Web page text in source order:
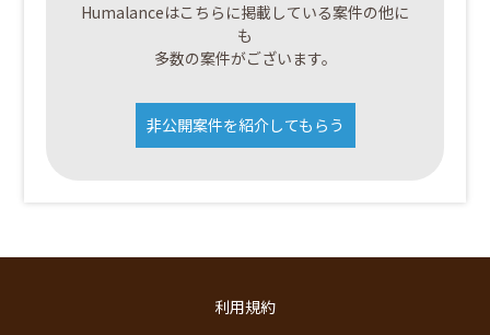
Humalanceはこちらに掲載している案件の他に
も
多数の案件がございます。
非公開案件を紹介してもらう
利用規約